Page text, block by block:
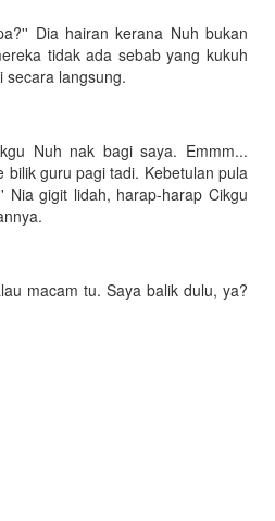
Dia hairan kerana Nuh bukan
tidak ada sebab yang kukuh
secara langsung.
Nuh nak bagi saya. Emmm...
guru pagi tadi. Kebetulan pula
gigit lidah, harap-harap Cikgu
macam tu. Saya balik dulu, ya?